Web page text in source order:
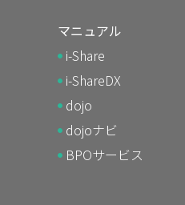
マニュアル
i-Share
i-ShareDX
dojo
dojoナビ
BPOサービス